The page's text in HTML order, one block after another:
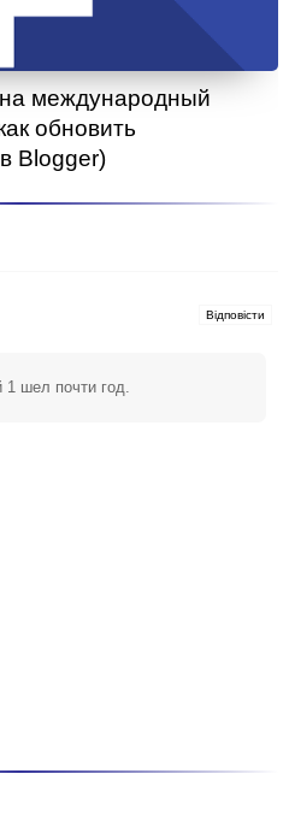
международный
обновить
Blogger)
1 шел почти год.
Відповісти